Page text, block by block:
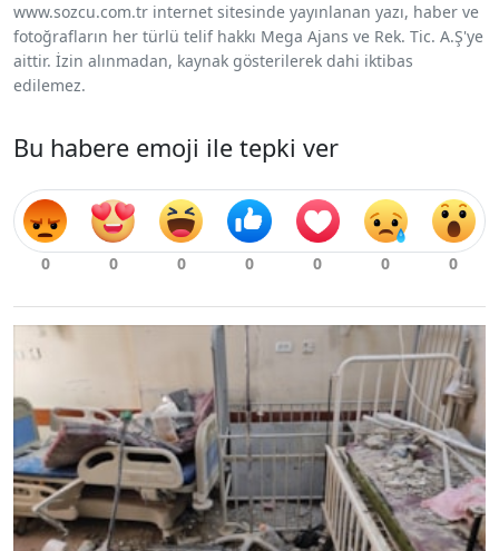
www.sozcu.com.tr internet sitesinde yayınlanan yazı, haber ve
fotoğrafların her türlü telif hakkı Mega Ajans ve Rek. Tic. A.Ş'ye
aittir. İzin alınmadan, kaynak gösterilerek dahi iktibas
edilemez.
Bu habere emoji ile tepki ver